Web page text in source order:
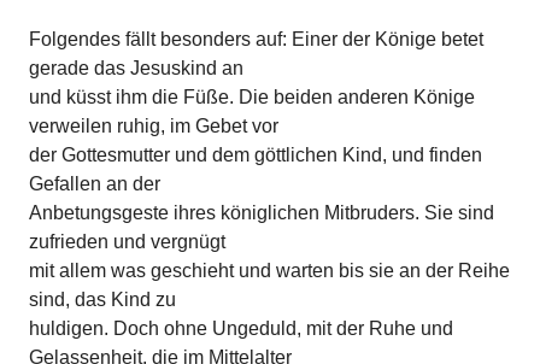
Folgendes fällt besonders auf: Einer der Könige betet
gerade das Jesuskind an
und küsst ihm die Füße. Die beiden anderen Könige
verweilen ruhig, im Gebet vor
der Gottesmutter und dem göttlichen Kind, und finden
Gefallen an der
Anbetungsgeste ihres königlichen Mitbruders. Sie sind
zufrieden und vergnügt
mit allem was geschieht und warten bis sie an der Reihe
sind, das Kind zu
huldigen. Doch ohne Ungeduld, mit der Ruhe und
Gelassenheit, die im Mittelalter